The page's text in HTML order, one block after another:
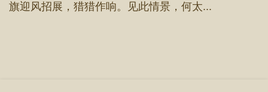
旗迎风招展，猎猎作响。见此情景，何太...